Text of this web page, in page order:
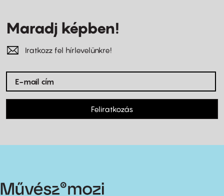
Maradj képben!
Iratkozz fel hírlevelünkre!
Feliratkozás